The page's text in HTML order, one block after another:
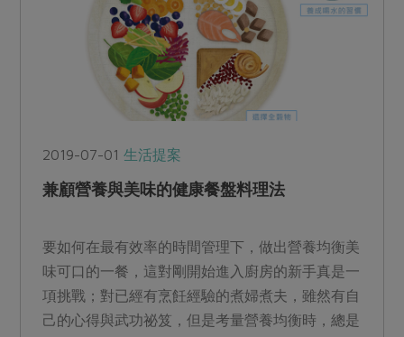
2019-07-01生活提案
兼顧營養與美味的健康餐盤料理法
要如何在最有效率的時間管理下，做出營養均衡美
味可口的一餐，這對剛開始進入廚房的新手真是一
項挑戰；對已經有烹飪經驗的煮婦煮夫，雖然有自
己的心得與武功祕笈，但是考量營養均衡時，總是